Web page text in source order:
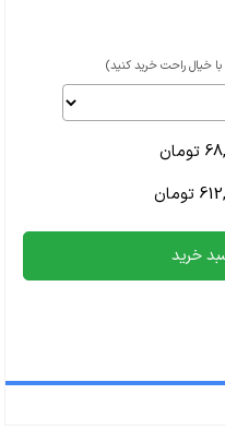
خیال راحت خرید کنید)
تومان